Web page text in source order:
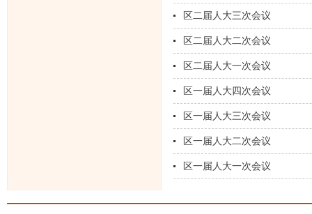
区二届人大三次会议
区二届人大二次会议
区二届人大一次会议
区一届人大四次会议
区一届人大三次会议
区一届人大二次会议
区一届人大一次会议